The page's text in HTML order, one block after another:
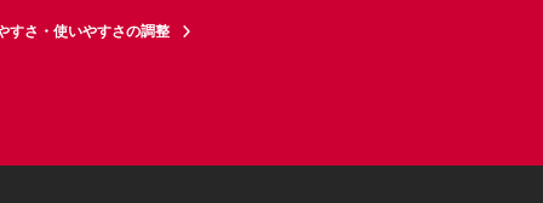
すさ・使いやすさの調整